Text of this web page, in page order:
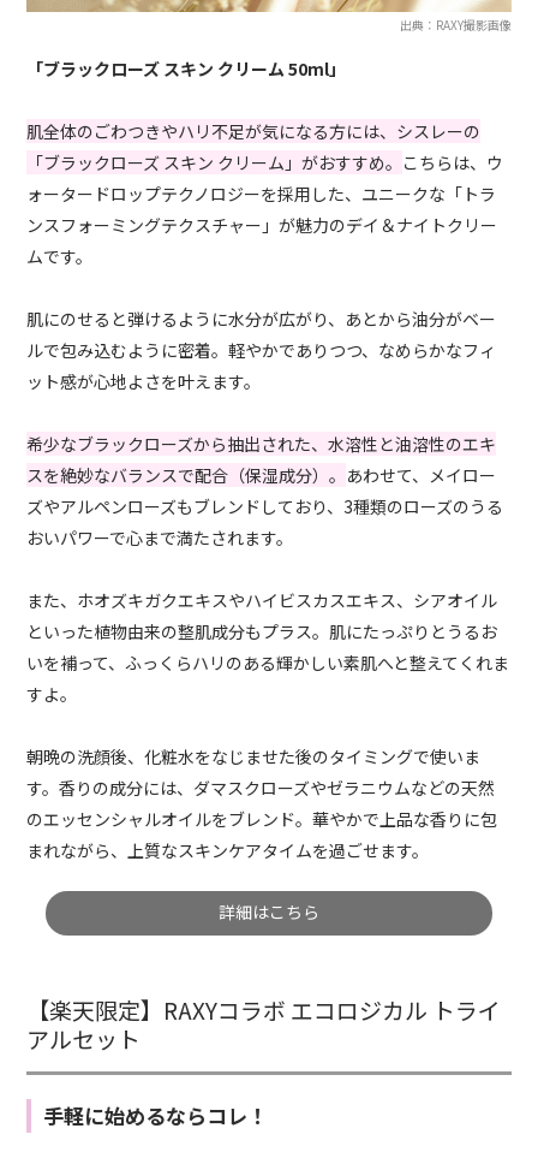
出典：RAXY撮影画像
「ブラックローズ スキン クリーム 50ml」
肌全体のごわつきやハリ不足が気になる方には、シスレーの
「ブラックローズ スキン クリーム」がおすすめ。 こちらは、ウ
ォータードロップテクノロジーを採用した、ユニークな「トラ
ンスフォーミングテクスチャー」が魅力のデイ＆ナイトクリー
ムです。
肌にのせると弾けるように水分が広がり、あとから油分がベー
ルで包み込むように密着。軽やかでありつつ、なめらかなフィ
ット感が心地よさを叶えます。
希少なブラックローズから抽出された、水溶性と油溶性のエキ
スを絶妙なバランスで配合（保湿成分）。 あわせて、メイロー
ズやアルペンローズもブレンドしており、3種類のローズのうる
おいパワーで心まで満たされます。
また、ホオズキガクエキスやハイビスカスエキス、シアオイル
といった植物由来の整肌成分もプラス。肌にたっぷりとうるお
いを補って、ふっくらハリのある輝かしい素肌へと整えてくれま
すよ。
朝晩の洗顔後、化粧水をなじませた後のタイミングで使いま
す。香りの成分には、ダマスクローズやゼラニウムなどの天然
のエッセンシャルオイルをブレンド。華やかで上品な香りに包
まれながら、上質なスキンケアタイムを過ごせます。
詳細はこちら
【楽天限定】RAXYコラボ エコロジカル トライ
アルセット
手軽に始めるならコレ！